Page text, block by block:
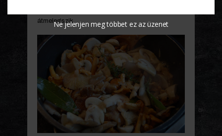
átmelegszik.
Ne jelenjen meg többet ez az üzenet